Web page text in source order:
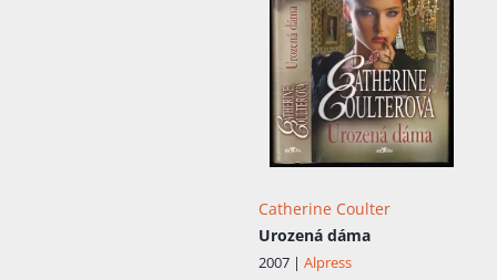
Catherine Coulter
Urozená dáma
2007 | Alpress